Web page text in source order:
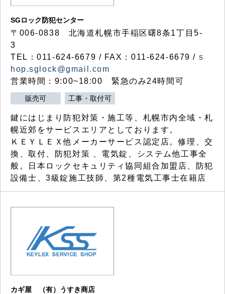
SGロック防犯センター
〒006-0838 北海道札幌市手稲区曙8条1丁目5-
3
TEL：011-624-6679 / FAX：011-624-6679 / s
hop.sglock@gmail.com
営業時間：9:00~18:00 緊急のみ24時間可
販売可 工事・取付可
鍵にはじまり防犯対策・施工等、札幌市内全域・札
幌近郊をサービスエリアとしております。
ＫＥＹＬＥＸ他メーカーサービス認定店。修理、交
換、取付、防犯対策 、電気錠、システム他工事全
般。日本ロックセキュリティ協同組合加盟店、防犯
設備士、3級錠施工技師、第2種電気工事士在籍店
カギ屋 （有）うすき商店